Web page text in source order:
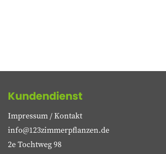
Kundendienst
Impressum / Kontakt
info@123zimmerpflanzen.de
2e Tochtweg 98